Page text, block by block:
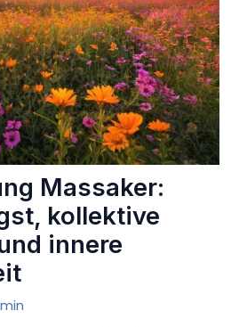
U
Massaker:
kollektive
innere